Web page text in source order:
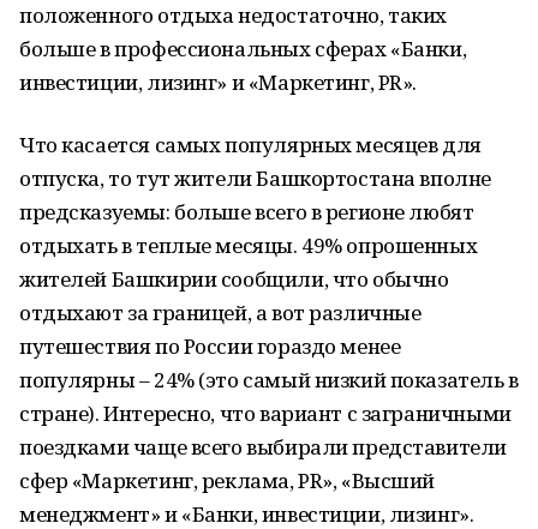
положенного отдыха недостаточно, таких
больше в профессиональных сферах «Банки,
инвестиции, лизинг» и «Маркетинг, PR».
Что касается самых популярных месяцев для
отпуска, то тут жители Башкортостана вполне
предсказуемы: больше всего в регионе любят
отдыхать в теплые месяцы. 49% опрошенных
жителей Башкирии сообщили, что обычно
отдыхают за границей, а вот различные
путешествия по России гораздо менее
популярны – 24% (это самый низкий показатель в
стране). Интересно, что вариант с заграничными
поездками чаще всего выбирали представители
сфер «Маркетинг, реклама, PR», «Высший
менеджмент» и «Банки, инвестиции, лизинг».